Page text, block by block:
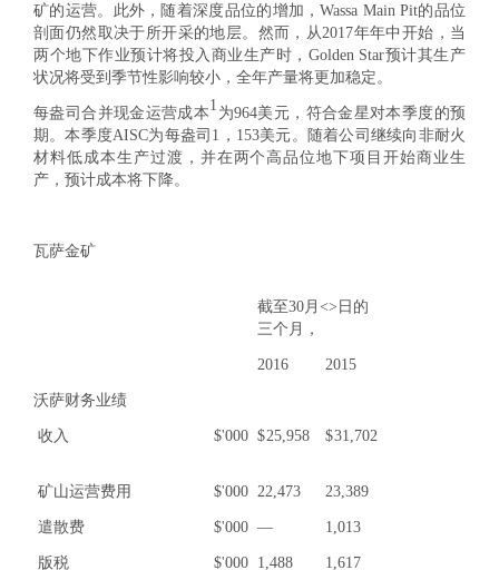
矿的运营。此外，随着深度品位的增加，Wassa Main Pit的品位
剖面仍然取决于所开采的地层。然而，从2017年年中开始，当
两个地下作业预计将投入商业生产时，Golden Star预计其生产
状况将受到季节性影响较小，全年产量将更加稳定。
每盎司合并现金运营成本1 为964美元，符合金星对本季度的预
期。本季度AISC为每盎司1，153美元。随着公司继续向非耐火
材料低成本生产过渡，并在两个高品位地下项目开始商业生
产，预计成本将下降。
瓦萨金矿
截至30月<>日的
三个月，
2016 2015
沃萨财务业绩
收入 $'000 $25,958 $31,702
矿山运营费用 $'000 22,473 23,389
遣散费 $'000 — 1,013
版税 $'000 1,488 1,617